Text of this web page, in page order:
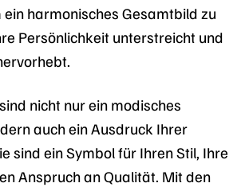
harmonisches Gesamtbild zu
Persönlichkeit unterstreicht und
nicht nur ein modisches
auch ein Ausdruck Ihrer
sind ein Symbol für Ihren Stil, Ihre
Anspruch an Qualität. Mit den